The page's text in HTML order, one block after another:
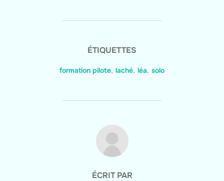
ÉTIQUETTES
formation pilote, laché, léa, solo
AUTEUR DE LA PUBLICATION
ÉCRIT PAR